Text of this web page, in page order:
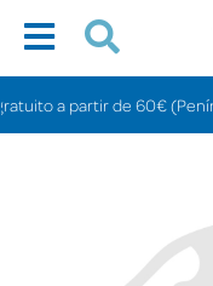
a partir de 60€